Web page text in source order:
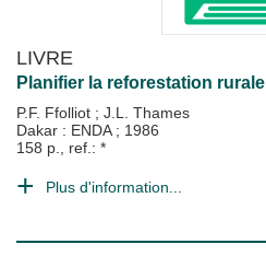
LIVRE
Planifier la reforestation rurale
P.F. Ffolliot ; J.L. Thames
Dakar : ENDA ; 1986
158 p., ref.: *
Plus d'information...